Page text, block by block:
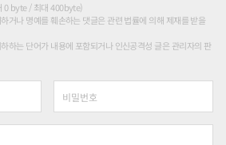
0 byte / 최대 400byte)
거나 명예를 훼손하는 댓글은 관련 법률에 의해 제재를 받을
하는 단어가 내용에 포함되거나 인신공격성 글은 관리자의 판